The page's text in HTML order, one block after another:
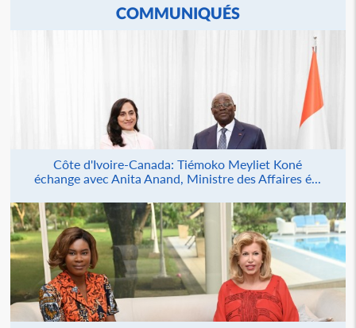
COMMUNIQUÉS
Côte d'Ivoire-Canada: Tiémoko Meyliet Koné
échange avec Anita Anand, Ministre des Affaires é...